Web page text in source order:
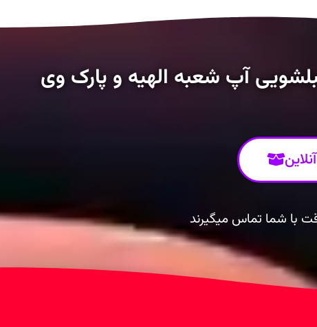
آپ شعبه الهیه و پارک وی
با شما تماس میگیرند